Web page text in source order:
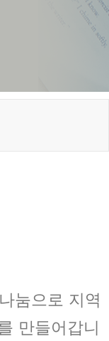
눔으로 지역
만들어갑니